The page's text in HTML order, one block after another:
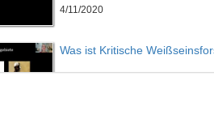
4/11/2020